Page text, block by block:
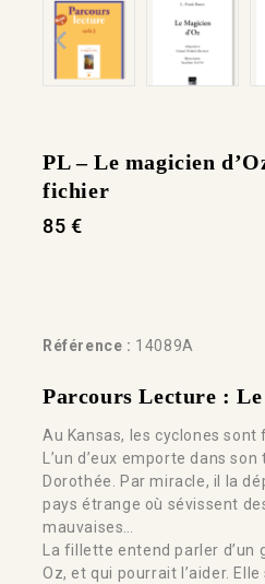
PL – Le magicien
fichier
85 €
Référence : 14089A
Parcours Lecture :
Au Kansas, les cyclones
L’un d’eux emporte dans
Dorothée. Par miracle, il la
pays étrange où sévissent
mauvaises…
La fillette entend parler d’un
Oz, et qui pourrait l’aider.